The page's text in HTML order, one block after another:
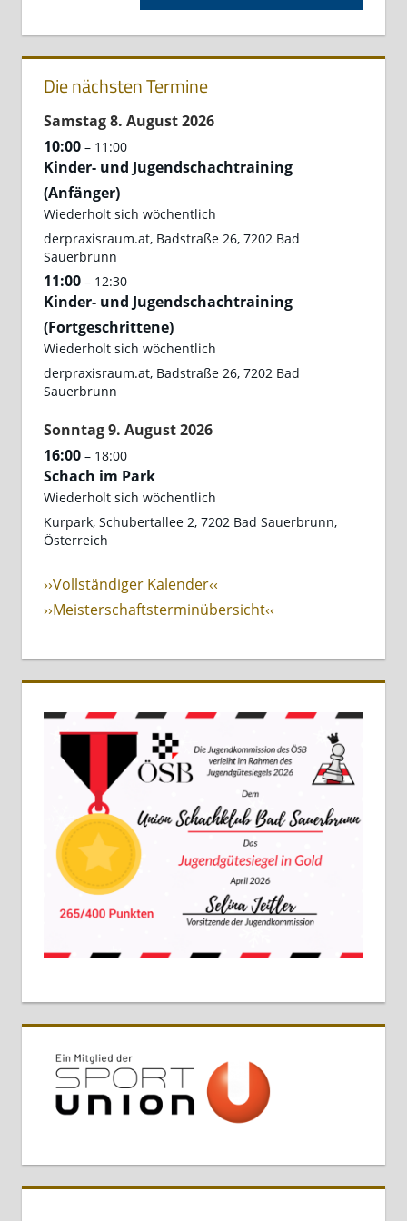
Beitrag:
Die nächsten Termine
Samstag8. August2026
10:00 – 11:00
Kinder- und Jugendschachtraining
(Anfänger)
Wiederholt sich wöchentlich
derpraxisraum.at, Badstraße 26, 7202 Bad
Sauerbrunn
11:00 – 12:30
Kinder- und Jugendschachtraining
(Fortgeschrittene)
Wiederholt sich wöchentlich
derpraxisraum.at, Badstraße 26, 7202 Bad
Sauerbrunn
Sonntag9. August2026
16:00 – 18:00
Schach im Park
Wiederholt sich wöchentlich
Kurpark, Schubertallee 2, 7202 Bad Sauerbrunn,
Österreich
››Vollständiger Kalender‹‹
››Meisterschaftsterminübersicht‹‹